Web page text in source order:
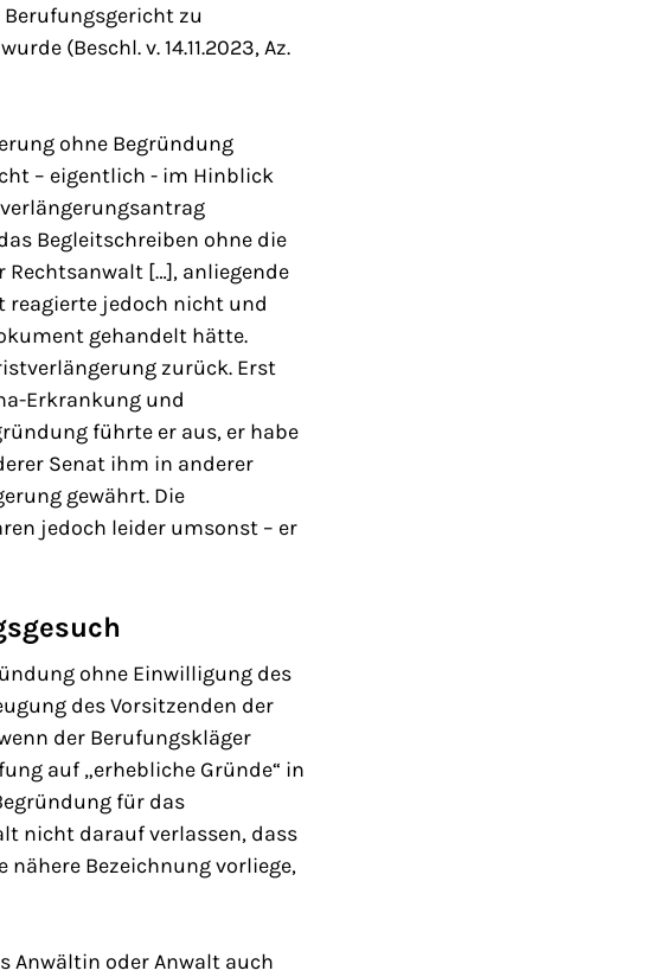
zu
(Beschl. v. 14.11.2023, Az.
ohne Begründung
– eigentlich - im Hinblick
Begleitschreiben ohne die
Rechtsanwalt […], anliegende
reagierte jedoch nicht und
gehandelt hätte.
zurück. Erst
Erkrankung und
führte er aus, er habe
Senat ihm in anderer
gewährt. Die
jedoch leider umsonst – er
ohne Einwilligung des
des Vorsitzenden der
der Berufungskläger
auf „erhebliche Gründe“ in
für das
nicht darauf verlassen, dass
nähere Bezeichnung vorliege,
Anwältin oder Anwalt auch